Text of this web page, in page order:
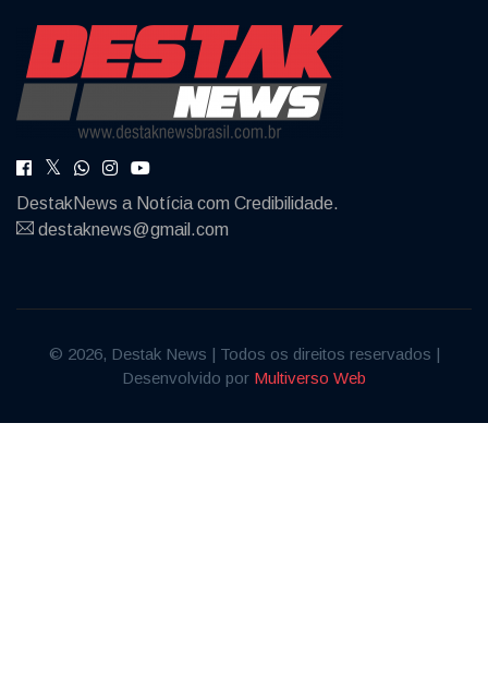
DestakNews a Notícia com Credibilidade.
destaknews@gmail.com
© 2026, Destak News | Todos os direitos reservados |
Desenvolvido por Multiverso Web